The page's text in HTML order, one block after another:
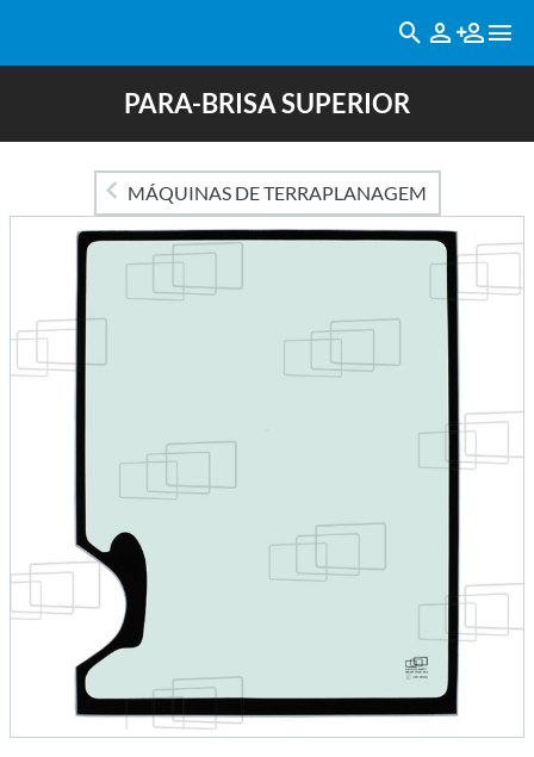
PARA-BRISA SUPERIOR
MÁQUINAS DE TERRAPLANAGEM